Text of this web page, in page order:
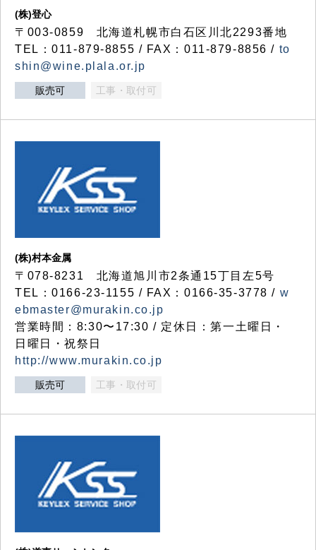
(株)登心
〒003-0859 北海道札幌市白石区川北2293番地
TEL：011-879-8855 / FAX：011-879-8856 / to
shin@wine.plala.or.jp
販売可 工事・取付可
(株)村本金属
〒078-8231 北海道旭川市2条通15丁目左5号
TEL：0166-23-1155 / FAX：0166-35-3778 / w
ebmaster@murakin.co.jp
営業時間：8:30〜17:30 / 定休日：第一土曜日・
日曜日・祝祭日
http://www.murakin.co.jp
販売可 工事・取付可